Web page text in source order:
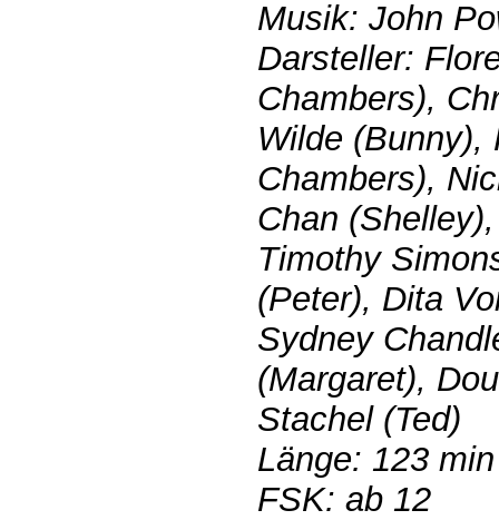
Musik: John
Darsteller:
Chambers),
Wilde (Bunny),
Chambers),
Chan
Timothy
(Peter), Dita
Sydney
(Margaret),
Stachel (Ted)
Länge: 123 min
FSK: ab 12